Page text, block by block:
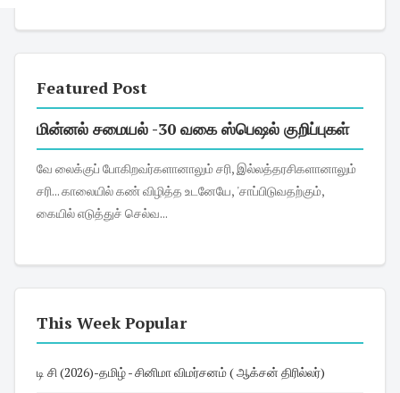
Featured Post
மின்னல் சமையல் -30 வகை ஸ்பெஷல் குறிப்புகள்
வே லைக்குப் போகிறவர்களானாலும் சரி, இல்லத்தரசிகளானாலும்
சரி... காலையில் கண் விழித்த உடனேயே, 'சாப்பிடுவதற்கும்,
கையில் எடுத்துச் செல்வ...
This Week Popular
டி சி (2026)-தமிழ் - சினிமா விமர்சனம் ( ஆக்சன் திரில்லர்)